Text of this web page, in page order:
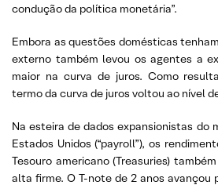
condução da política monetária”.
Embora as questões domésticas
externo também levou os agentes a
maior na curva de juros. Como
termo da curva de juros voltou ao nível
Na esteira de dados expansionistas do
Estados Unidos (“payroll”), os
Tesouro americano (Treasuries)
alta firme. O T-note de 2 anos avançou